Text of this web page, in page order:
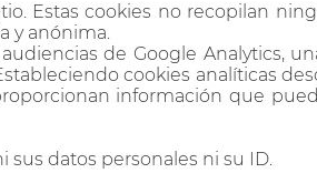
Estas cookies no recopilan
y anónima.
de Google Analytics,
cookies analíticas
información que
datos personales ni su ID.